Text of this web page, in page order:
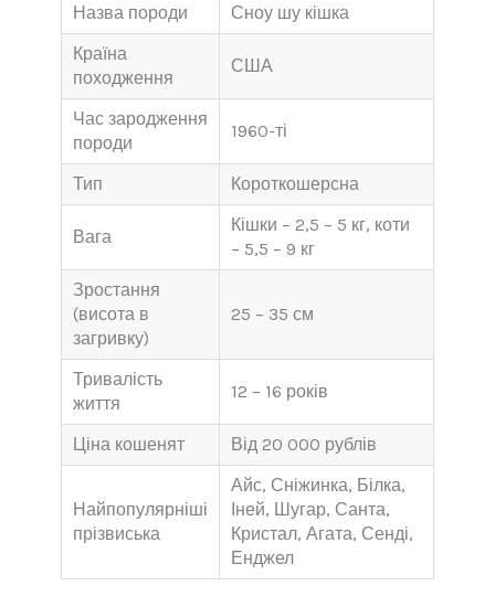
Назва породи
Сноу шу кішка
Країна
походження
США
Час зародження
породи
1960-ті
Тип Короткошерсна
Вага
Кішки – 2,5 – 5 кг, коти
– 5,5 – 9 кг
Зростання
(висота в
загривку)
25 – 35 см
Тривалість
життя
12 – 16 років
Ціна кошенят Від 20 000 рублів
Найпопулярніші
прізвиська
Айс, Сніжинка, Білка,
Іней, Шугар, Санта,
Кристал, Агата, Сенді,
Енджел